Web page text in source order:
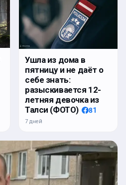
Ушла из дома в
пятницу и не даёт о
себе знать:
разыскивается 12-
летняя девочка из
Талси (ФОТО)
81
7 дней